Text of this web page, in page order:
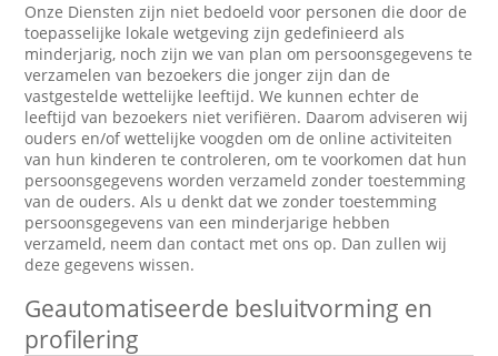
Onze Diensten zijn niet bedoeld voor personen die door de
toepasselijke lokale wetgeving zijn gedefinieerd als
minderjarig, noch zijn we van plan om persoonsgegevens te
verzamelen van bezoekers die jonger zijn dan de
vastgestelde wettelijke leeftijd. We kunnen echter de
leeftijd van bezoekers niet verifiëren. Daarom adviseren wij
ouders en/of wettelijke voogden om de online activiteiten
van hun kinderen te controleren, om te voorkomen dat hun
persoonsgegevens worden verzameld zonder toestemming
van de ouders. Als u denkt dat we zonder toestemming
persoonsgegevens van een minderjarige hebben
verzameld, neem dan contact met ons op. Dan zullen wij
deze gegevens wissen.
Geautomatiseerde besluitvorming en
profilering